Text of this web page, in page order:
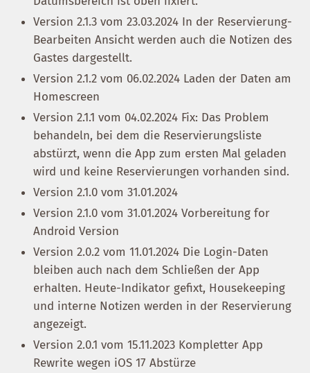
Version 2.1.3 vom 23.03.2024 In der Reservierung-
Bearbeiten Ansicht werden auch die Notizen des
Gastes dargestellt.
Version 2.1.2 vom 06.02.2024 Laden der Daten am
Homescreen
Version 2.1.1 vom 04.02.2024 Fix: Das Problem
behandeln, bei dem die Reservierungsliste
abstürzt, wenn die App zum ersten Mal geladen
wird und keine Reservierungen vorhanden sind.
Version 2.1.0 vom 31.01.2024
Version 2.1.0 vom 31.01.2024 Vorbereitung for
Android Version
Version 2.0.2 vom 11.01.2024 Die Login-Daten
bleiben auch nach dem Schließen der App
erhalten. Heute-Indikator gefixt, Housekeeping
und interne Notizen werden in der Reservierung
angezeigt.
Version 2.0.1 vom 15.11.2023 Kompletter App
Rewrite wegen iOS 17 Abstürze